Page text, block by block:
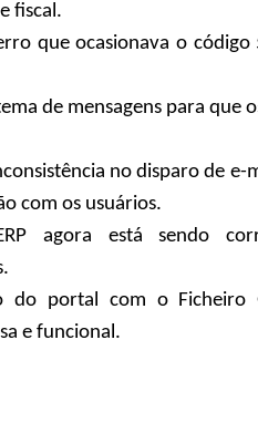
fiscal.
que ocasionava o
de mensagens para que
no disparo de
com os usuários.
agora está sendo
do portal com o Ficheiro
e funcional.